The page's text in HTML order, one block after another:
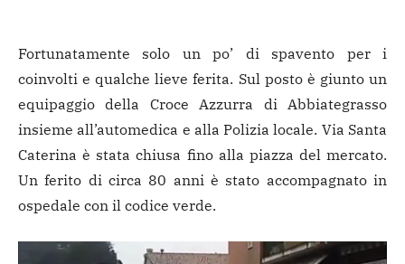
Fortunatamente solo un po’ di spavento per i
coinvolti e qualche lieve ferita. Sul posto è giunto un
equipaggio della Croce Azzurra di Abbiategrasso
insieme all’automedica e alla Polizia locale. Via Santa
Caterina è stata chiusa fino alla piazza del mercato.
Un ferito di circa 80 anni è stato accompagnato in
ospedale con il codice verde.